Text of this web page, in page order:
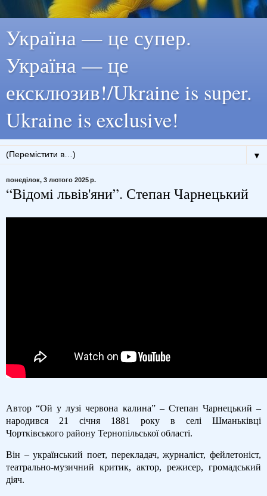
Україна — це супер.
Україна — це
ексклюзив!/Ukraine is super.
Ukraine is exclusive!
▼
понеділок, 3 лютого 2025 р.
“Відомі львів'яни”. Степан Чарнецький
Автор “Ой у лузі червона калина” – Степан Чарнецький –
народився 21 січня 1881 року в селі Шманьківці
Чортківського району Тернопільської області.
Він – український поет, перекладач, журналіст, фейлетоніст,
театрально-музичний критик, актор, режисер, громадський
діяч.